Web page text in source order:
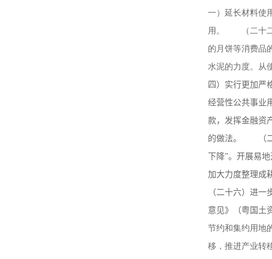
一）延长材料使
用。 （二十二
的月饼等消费品
水泥的力度。从
四）实行更加严
经营性公共事业
款，发挥金融资
的做法。 （二
下降”。开展易
加大力度整理成
（二十六）进
意见》（粤国土
节约和集约用地
移，推进产业转